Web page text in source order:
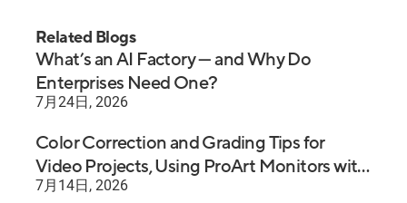
Related Blogs
What’s an AI Factory — and Why Do
Enterprises Need One?
7月24日, 2026
Color Correction and Grading Tips for
Video Projects, Using ProArt Monitors with
Premiere Pro
7月14日, 2026